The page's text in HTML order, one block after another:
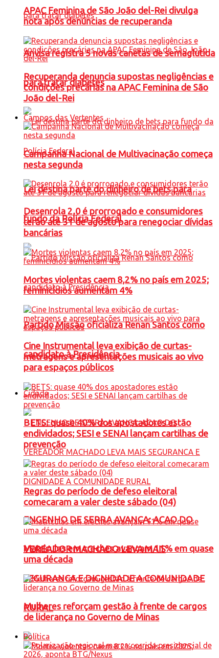
Anvisa registra 5 novas canetas de semaglutida
para tratar diabetes
Lei destina parte do dinheiro de bets para
fundo da Polícia Federal
Partido Missão oficializa Renan Santos como
candidato à Presidência
Cidade
ENGENHO DE SERRA AVANÇA: ACAO DO
VEREADOR MACHADO LEVA MAIS
SEGURANCA E DIGNIDADE A COMUNIDADE
RURAL
APAC Feminina de São João del-Rei divulga
nota após denúncias de recuperanda
Recuperanda denuncia supostas negligências e
condições precárias na APAC Feminina de São
João del-Rei
Campos das Vertentes
Campanha Nacional de Multivacinação começa
nesta segunda
Desenrola 2.0 é prorrogado e consumidores
terão até 31 de agosto para renegociar dívidas
bancárias
Mortes violentas caem 8,2% no país em 2025;
feminicídios aumentam 4%
Cine Instrumental leva exibição de curtas-
metragens e apresentações musicais ao vivo
para espaços públicos
BETS: quase 40% dos apostadores estão
endividados; SESI e SENAI lançam cartilhas de
prevenção
Regras do período de defeso eleitoral
comecaram a valer deste sábado (04)
Matrículas em creches avançam 11% em quase
uma década
Mulheres reforçam gestão à frente de cargos
de liderança no Governo de Minas
Política